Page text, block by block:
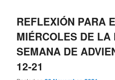
REFLEXIÓN PARA
MIÉRCOLES DE LA
SEMANA DE
12-21